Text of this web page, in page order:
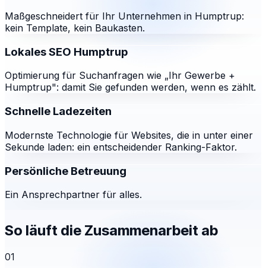
Maßgeschneidert für Ihr Unternehmen in Humptrup:
kein Template, kein Baukasten.
Lokales SEO Humptrup
Optimierung für Suchanfragen wie „Ihr Gewerbe +
Humptrup": damit Sie gefunden werden, wenn es zählt.
Schnelle Ladezeiten
Modernste Technologie für Websites, die in unter einer
Sekunde laden: ein entscheidender Ranking-Faktor.
Persönliche Betreuung
Ein Ansprechpartner für alles.
So läuft die Zusammenarbeit ab
01